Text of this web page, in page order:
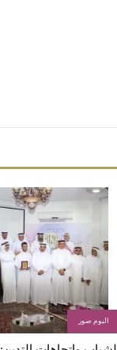
البوم صور